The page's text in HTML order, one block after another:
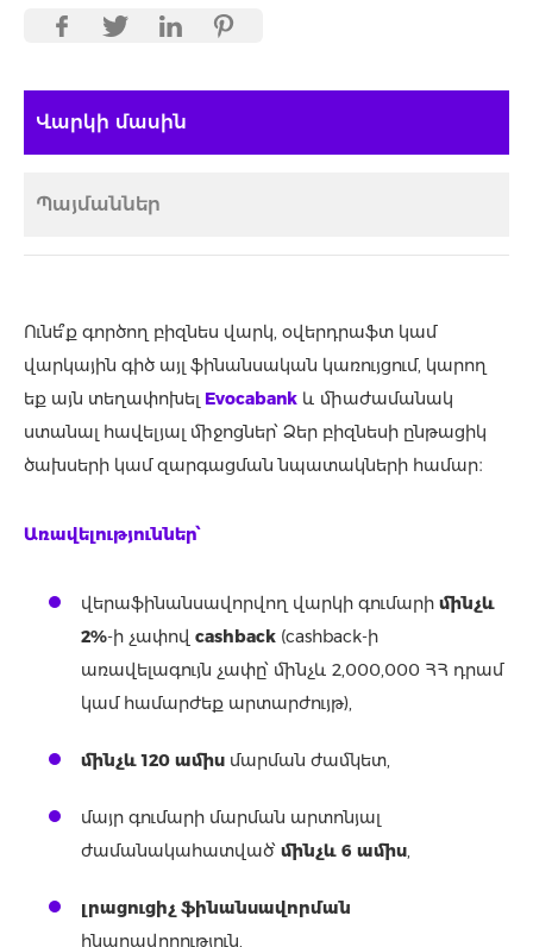
Վարկի մասին
Պայմաններ
Ունե՞ք գործող բիզնես վարկ, օվերդրաֆտ կամ
վարկային գիծ այլ ֆինանսական կառույցում, կարող
եք այն տեղափոխել Evocabank և միաժամանակ
ստանալ հավելյալ միջոցներ՝ Ձեր բիզնեսի ընթացիկ
ծախսերի կամ զարգացման նպատակների համար։
Առավելություններ՝
վերաֆինանսավորվող վարկի գումարի մինչև
2%-ի չափով cashback (cashback-ի
առավելագույն չափը՝ մինչև 2,000,000 ՀՀ դրամ
կամ համարժեք արտարժույթ),
մինչև 120 ամիս մարման ժամկետ,
մայր գումարի մարման արտոնյալ
ժամանակահատված՝ մինչև 6 ամիս,
լրացուցիչ ֆինանսավորման
հնարավորություն,